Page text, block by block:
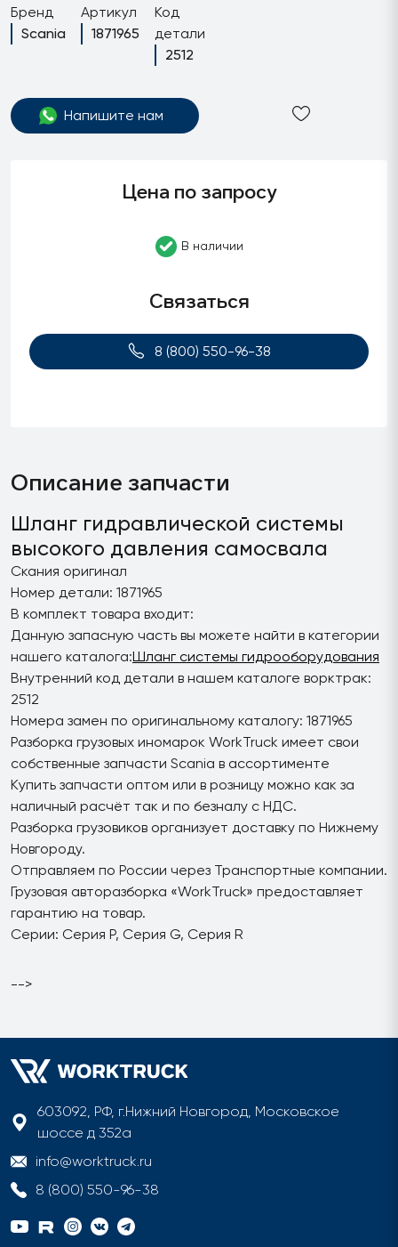
Бренд
Scania
Артикул
1871965
Код
детали
2512
Напишите нам
Цена по запросу
В наличии
Связаться
8 (800) 550-96-38
Описание запчасти
Шланг гидравлической системы
высокого давления самосвала
Скания оригинал
Номер детали: 1871965
В комплект товара входит:
Данную запасную часть вы можете найти в категории
нашего каталога:Шланг системы гидрооборудования
Внутренний код детали в нашем каталоге ворктрак:
2512
Номера замен по оригинальному каталогу: 1871965
Разборка грузовых иномарок WorkTruck имеет свои
собственные запчасти Scania в ассортименте
Купить запчасти оптом или в розницу можно как за
наличный расчёт так и по безналу с НДС.
Разборка грузовиков организует доставку по Нижнему
Новгороду.
Отправляем по России через Транспортные компании.
Грузовая авторазборка «WorkTruck» предоставляет
гарантию на товар.
Серии: Серия P, Серия G, Серия R
-->
603092, РФ, г.Нижний Новгород, Московское
шоссе д 352а
info@worktruck.ru
8 (800) 550-96-38